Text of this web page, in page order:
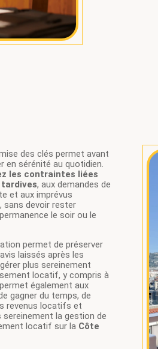
des clés permet avant
en sérénité au quotidien.
les contraintes liées
, aux demandes de
et aux imprévus
sans devoir rester
le soir ou le
permet de préserver
laissés après les
plus sereinement
locatif, y compris à
également aux
gagner du temps, de
revenus locatifs et
sereinement la gestion de
locatif sur la Côte